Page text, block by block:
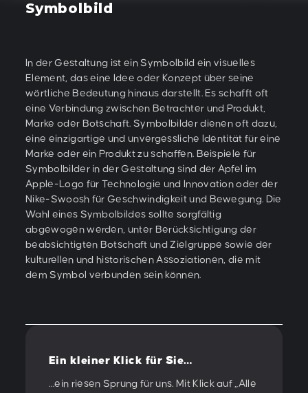
Ein kleiner Klick für Sie…
…ein riesen Sprung für uns. Mit Klick auf „Alle
Symbolbild
In der Gestaltung ist ein Symbolbild ein visuelles
Element, das eine Idee oder Konzept über seine
wörtliche Bedeutung hinaus darstellt. Es schafft oft
eine Verbindung zwischen Betrachter und Produkt,
Marke oder Botschaft. Symbolbilder dienen oft dazu,
eine einzigartige und unvergessliche Identität für eine
Marke oder ein Produkt zu schaffen. Beispiele für
Symbolbilder in der Gestaltung sind der Apfel im
Apple-Logo für Technologie und Innovation oder der
Nike-Swoosh für Geschwindigkeit und Bewegung. Die
Wahl eines Symbolbildes sollte sorgfältig
abgewogen werden, unter Berücksichtigung der
beabsichtigten Botschaft und Zielgruppe sowie der
kulturellen und historischen Assoziationen, die mit
dem Symbol verbunden sein können.
Vorherige/Nächste